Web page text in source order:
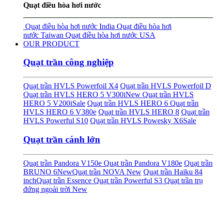
Quạt điều hòa hơi nước
Quạt điều hòa hơi nước India Quạt điều hòa hơi
nước Taiwan Quạt điều hòa hơi nước USA
OUR PRODUCT
Quạt trần công nghiệp
Quạt trần HVLS Powerfoil X4 Quạt trần HVLS Powerfoil D
Quạt trần HVLS HERO 5 V300iNew Quạt trần HVLS
HERO 5 V200iSale Quạt trần HVLS HERO 6 Quạt trần
HVLS HERO 6 V380e Quạt trần HVLS HERO 8 Quạt trần
HVLS Powerful S10 Quạt trần HVLS Powesky X6Sale
Quạt trần cánh lớn
Quạt trần Pandora V150e Quạt trần Pandora V180e Quạt trần
BRUNO 6NewQuạt trần NOVA New Quạt trần Haiku 84
inchQuạt trần Essence Quạt trần Powerful S3 Quạt trần trụ
đứng ngoài trời New